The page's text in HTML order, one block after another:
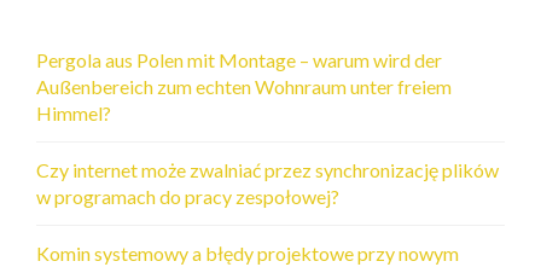
Pergola aus Polen mit Montage – warum wird der
Außenbereich zum echten Wohnraum unter freiem
Himmel?
Czy internet może zwalniać przez synchronizację plików
w programach do pracy zespołowej?
Komin systemowy a błędy projektowe przy nowym